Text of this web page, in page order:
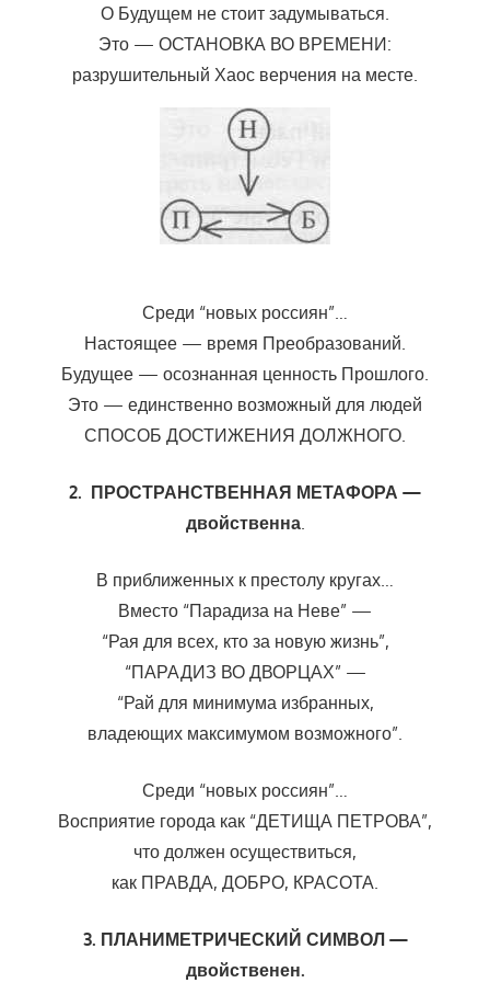
О Будущем не стоит задумываться.
Это — ОСТАНОВКА ВО ВРЕМЕНИ:
разрушительный Хаос верчения на месте.
Среди “новых россиян”…
Настоящее — время Преобразований.
Будущее — осознанная ценность Прошлого.
Это — единственно возможный для людей
СПОСОБ ДОСТИЖЕНИЯ ДОЛЖНОГО.
2. ПРОСТРАНСТВЕННАЯ МЕТАФОРА —
двойственна.
В приближенных к престолу кругах…
Вместо “Парадиза на Неве” —
“Рая для всех, кто за новую жизнь”,
“ПАРАДИЗ ВО ДВОРЦАХ” —
“Рай для минимума избранных,
владеющих максимумом возможного”.
Среди “новых россиян”…
Восприятие города как “ДЕТИЩА ПЕТРОВА”,
что должен осуществиться,
как ПРАВДА, ДОБРО, КРАСОТА.
3. ПЛАНИМЕТРИЧЕСКИЙ СИМВОЛ —
двойственен.